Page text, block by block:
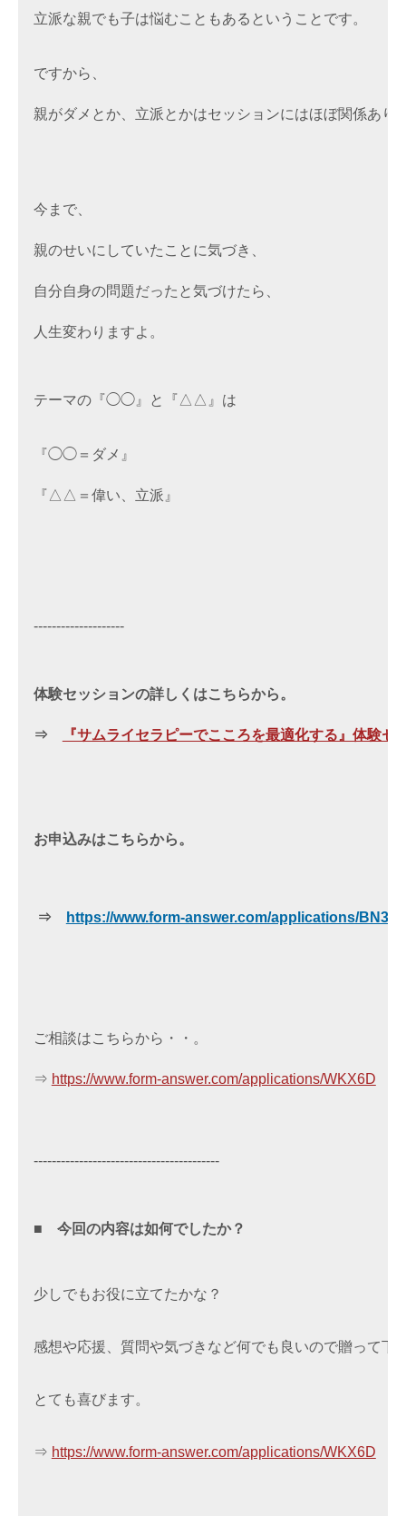
立派な親でも子は悩むこともあるということです。
ですから、
親がダメとか、立派とかはセッションにはほぼ関係あり
今まで、
親のせいにしていたことに気づき、
自分自身の問題だったと気づけたら、
人生変わりますよ。
テーマの『◯◯』と『△△』は
『◯◯＝ダメ』
--------------------
体験セッションの詳しくはこちらから。
⇒ 『サムライセラピーでこころを最適化する』体験セ
お申込みはこちらから。
⇒ https://www.form-answer.com/applications/
ご相談はこちらから・・。
⇒ https://www.form-answer.com/applications/WKX6D
-----------------------------------------
■ 今回の内容は如何でしたか？
少しでもお役に立てたかな？
感想や応援、質問や気づきなど何でも良いので贈って下
とても喜びます。
⇒ https://www.form-answer.com/applications/WKX6D